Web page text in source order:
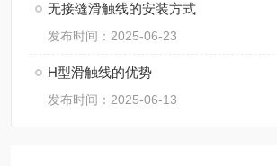
无接缝滑触线的安装方式
发布时间：2025-06-23
H型滑触线的优势
发布时间：2025-06-13